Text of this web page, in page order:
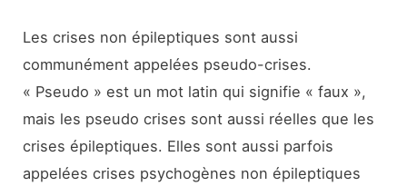
Les crises non épileptiques sont aussi
communément appelées pseudo-crises.
« Pseudo » est un mot latin qui signifie « faux »,
mais les pseudo crises sont aussi réelles que les
crises épileptiques. Elles sont aussi parfois
appelées crises psychogènes non épileptiques